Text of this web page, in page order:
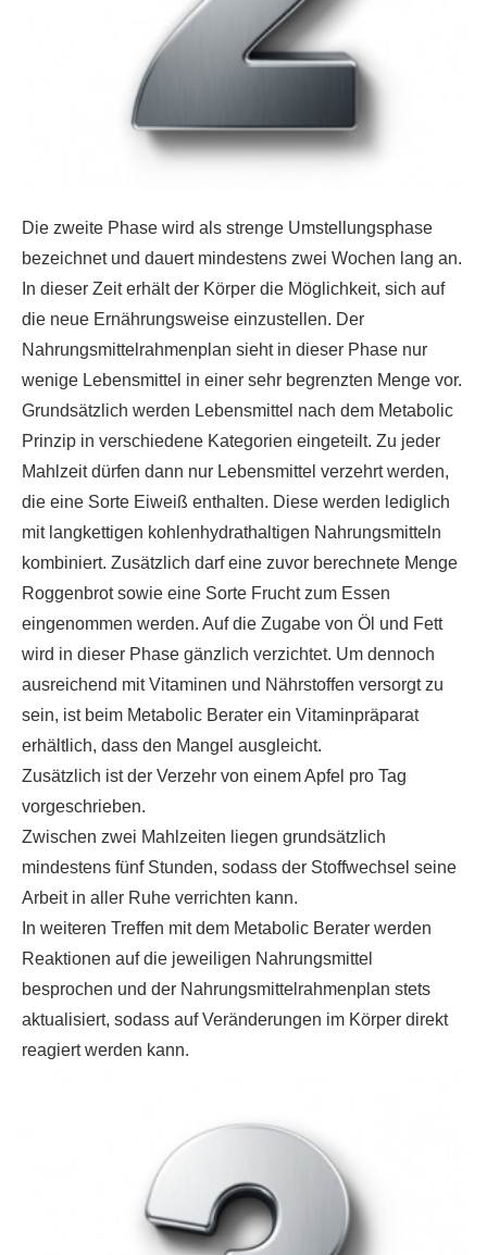
Die zweite Phase wird als strenge Umstellungsphase
bezeichnet und dauert mindestens zwei Wochen lang an.
In dieser Zeit erhält der Körper die Möglichkeit, sich auf
die neue Ernährungsweise einzustellen. Der
Nahrungsmittelrahmenplan sieht in dieser Phase nur
wenige Lebensmittel in einer sehr begrenzten Menge vor.
Grundsätzlich werden Lebensmittel nach dem Metabolic
Prinzip in verschiedene Kategorien eingeteilt. Zu jeder
Mahlzeit dürfen dann nur Lebensmittel verzehrt werden,
die eine Sorte Eiweiß enthalten. Diese werden lediglich
mit langkettigen kohlenhydrathaltigen Nahrungsmitteln
kombiniert. Zusätzlich darf eine zuvor berechnete Menge
Roggenbrot sowie eine Sorte Frucht zum Essen
eingenommen werden. Auf die Zugabe von Öl und Fett
wird in dieser Phase gänzlich verzichtet. Um dennoch
ausreichend mit Vitaminen und Nährstoffen versorgt zu
sein, ist beim Metabolic Berater ein Vitaminpräparat
erhältlich, dass den Mangel ausgleicht.
Zusätzlich ist der Verzehr von einem Apfel pro Tag
vorgeschrieben.
Zwischen zwei Mahlzeiten liegen grundsätzlich
mindestens fünf Stunden, sodass der Stoffwechsel seine
Arbeit in aller Ruhe verrichten kann.
In weiteren Treffen mit dem Metabolic Berater werden
Reaktionen auf die jeweiligen Nahrungsmittel
besprochen und der Nahrungsmittelrahmenplan stets
aktualisiert, sodass auf Veränderungen im Körper direkt
reagiert werden kann.